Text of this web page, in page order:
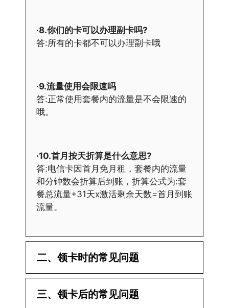
·8.你们的卡可以办理副卡吗?
答:所有的卡都不可以办理副卡哦
·9.流量使用会限速吗
答:正常使用套餐内的流量是不会限速的
哦。
·10.首月按天折算是什么意思?
答:电信卡因首月免月租，套餐内的流量
和分钟数会折算后到账，折算公式为:套
餐总流量+31天x激活剩余天数=首月到账
流量。
二、领卡时的常见问题
·1.已经操作激活了怎么没有网?还不能使
用呢?
三、领卡后的常见问题